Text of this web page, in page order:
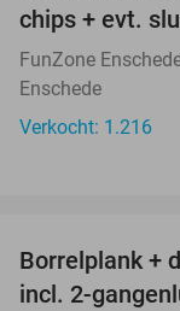
chips + evt.
FunZone
Enschede
Verkocht: 1.216
Borrelplank +
incl. 2-